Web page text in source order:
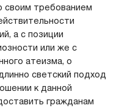
своим требованием
а с позиции
или же с
атеизма, о
светский подход
к данной
гражданам